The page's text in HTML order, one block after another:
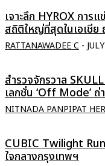
เจาะลึก HYROX การ
สถิติใหญ่ที่สุดในเอเชี
RATTANAWADEE C -
สำรวจจักรวาล
เลกชั่น ‘Off Mode’ ถ่
NITNADA PANPIPAT
CUBIC Twilight
ใจกลางกรุงเทพฯ